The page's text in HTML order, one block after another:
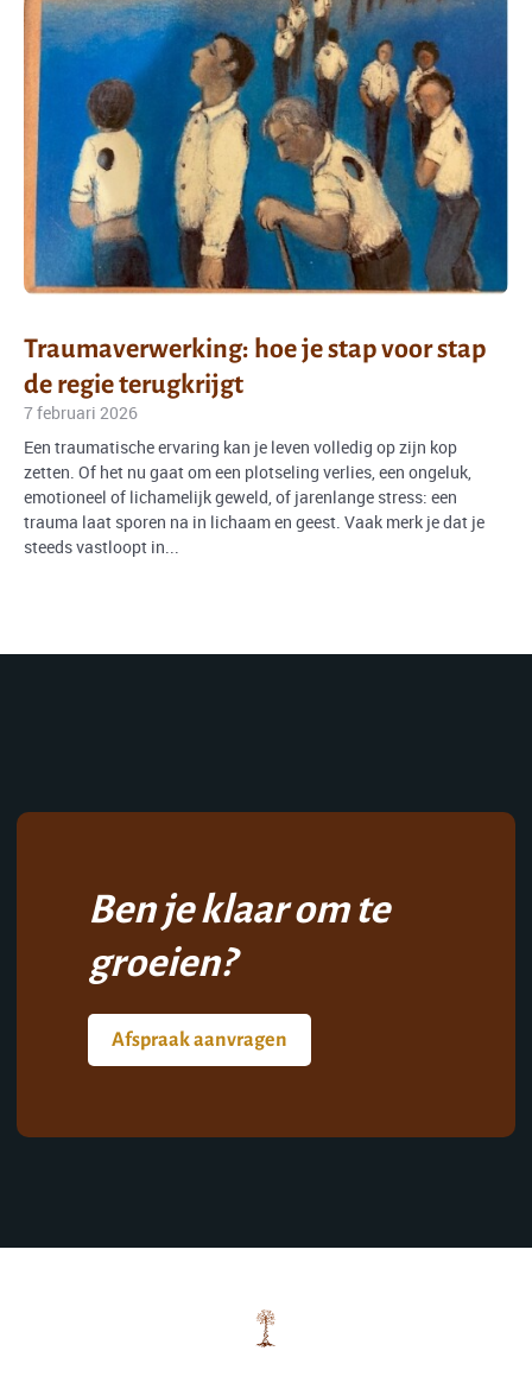
Traumaverwerking: hoe je stap voor stap
de regie terugkrijgt
7 februari 2026
Een traumatische ervaring kan je leven volledig op zijn kop
zetten. Of het nu gaat om een plotseling verlies, een ongeluk,
emotioneel of lichamelijk geweld, of jarenlange stress: een
trauma laat sporen na in lichaam en geest. Vaak merk je dat je
steeds vastloopt in...
Ben je klaar om te
groeien?
Afspraak aanvragen